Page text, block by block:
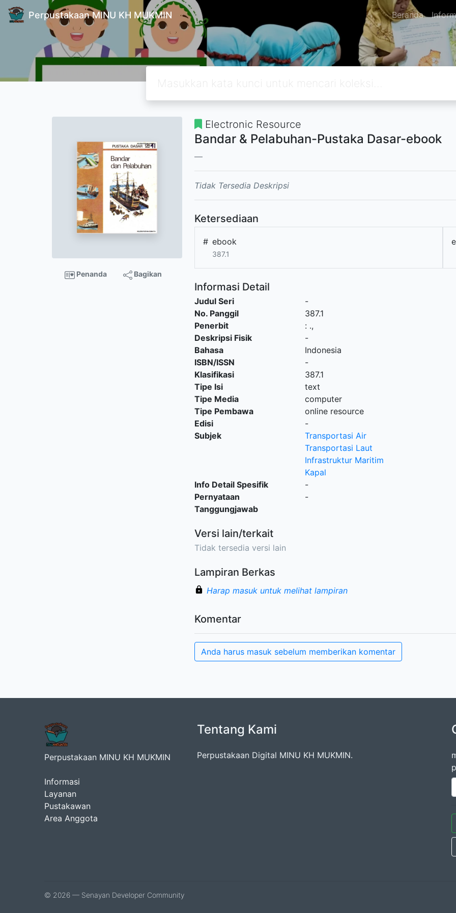
Perpustakaan MINU KH MUKMIN Beranda
Penanda Bagikan
Electronic Resource
Bandar & Pelabuhan-Pustaka Dasar-ebook
Tidak Tersedia Deskripsi
Ketersediaan
# ebook
387.1
Informasi Detail
Judul Seri
-
No. Panggil
387.1
Penerbit
: .,
Deskripsi Fisik
-
Bahasa
Indonesia
ISBN/ISSN
-
Klasifikasi
387.1
Tipe Isi
text
Tipe Media
computer
Tipe Pembawa
online resource
Edisi
-
Subjek
Transportasi Air
Transportasi Laut
Infrastruktur Maritim
Kapal
Info Detail Spesifik
-
Pernyataan
Tanggungjawab
-
Versi lain/terkait
Tidak tersedia versi lain
Lampiran Berkas
Harap masuk untuk melihat lampiran
Komentar
Anda harus masuk sebelum memberikan komentar
Perpustakaan MINU KH MUKMIN
Informasi
Layanan
Pustakawan
Area Anggota
Tentang Kami
Perpustakaan Digital MINU KH MUKMIN.
© 2026 — Senayan Developer Community